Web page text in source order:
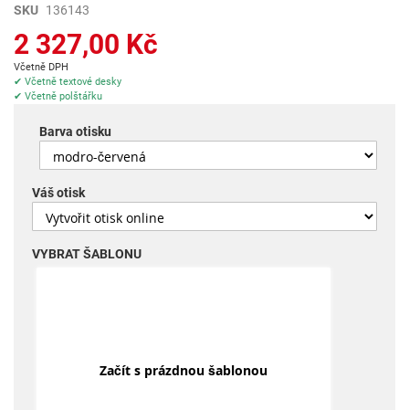
Přeskočit
začátek
galerie
s
obrázky
SKU 136143
2 327,00 Kč
Včetně DPH
✔ Včetně textové desky
✔ Včetně polštářku
Barva otisku
Váš otisk
VYBRAT ŠABLONU
Začít s prázdnou šablonou